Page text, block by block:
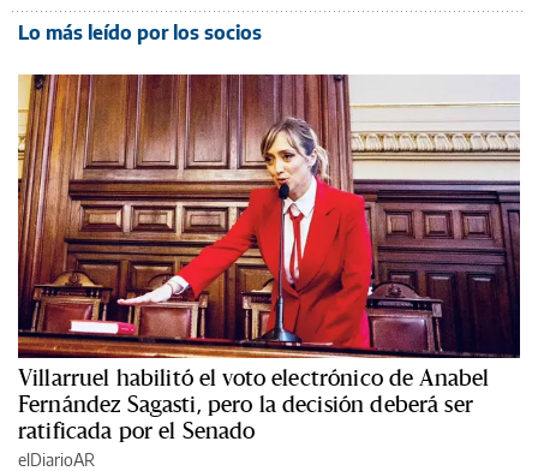
Lo más leído por los socios
Villarruel habilitó el voto electrónico de Anabel
Fernández Sagasti, pero la decisión deberá ser
ratificada por el Senado
elDiarioAR